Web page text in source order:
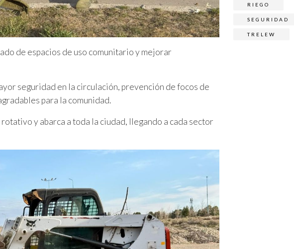
de espacios de uso comunitario y mejorar
seguridad en la circulación, prevención de focos de
para la comunidad.
y abarca a toda la ciudad, llegando a cada sector
RIEGO
SEGURIDAD
TRELEW